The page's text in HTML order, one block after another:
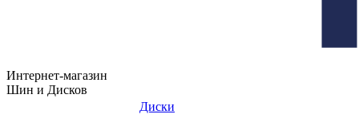
Интернет-магазин
Шин и Дисков
Диски